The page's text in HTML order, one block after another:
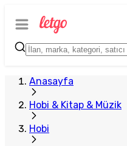
Anasayfa
Hobi & Kitap & Müzik
Hobi
Plus Satıcı